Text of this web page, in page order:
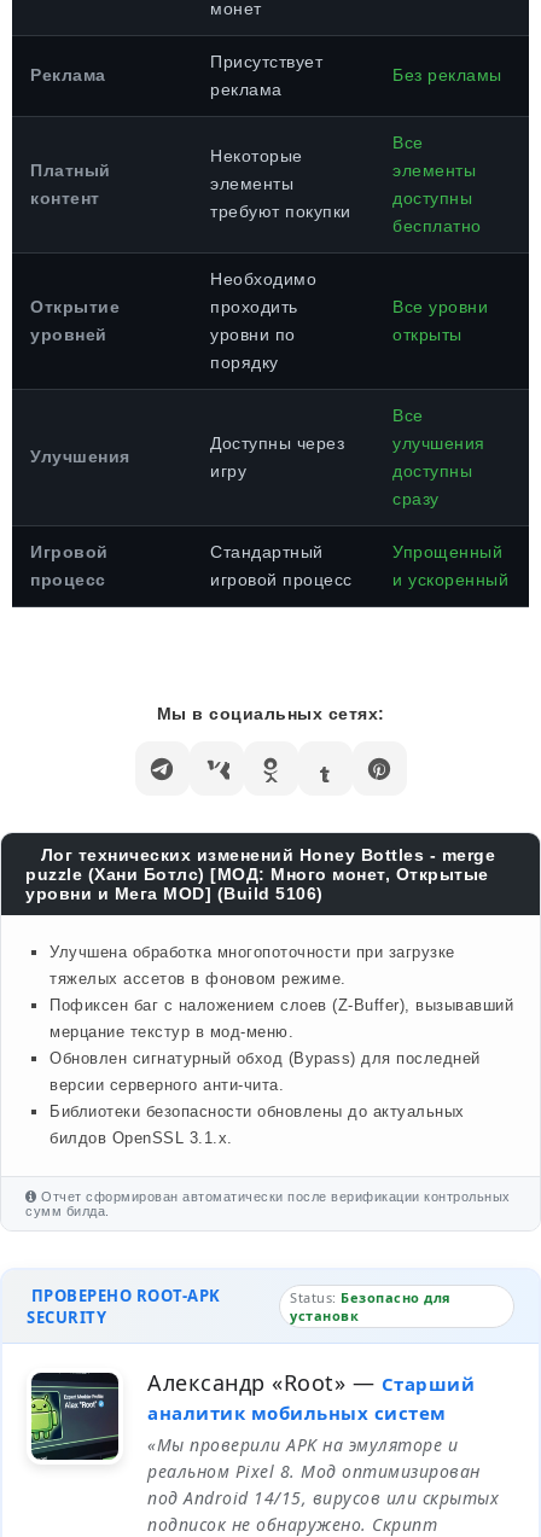
монет
Реклама
Присутствует
реклама
Без рекламы
Платный
контент
Некоторые
элементы
требуют покупки
Все
элементы
доступны
бесплатно
Открытие
уровней
Необходимо
проходить
уровни по
порядку
Все уровни
открыты
Улучшения
Доступны через
игру
Все
улучшения
доступны
сразу
Игровой
процесс
Стандартный
игровой процесс
Упрощенный
и ускоренный
Мы в социальных сетях:
Лог технических изменений Honey Bottles - merge
puzzle (Хани Ботлс) [МОД: Много монет, Открытые
уровни и Мега MOD] (Build 5106)
Улучшена обработка многопоточности при загрузке
тяжелых ассетов в фоновом режиме.
Пофиксен баг с наложением слоев (Z-Buffer), вызывавший
мерцание текстур в мод-меню.
Обновлен сигнатурный обход (Bypass) для последней
версии серверного анти-чита.
Библиотеки безопасности обновлены до актуальных
билдов OpenSSL 3.1.x.
Отчет сформирован автоматически после верификации контрольных
сумм билда.
ПРОВЕРЕНО ROOT-APK
SECURITY
Status: Безопасно для
установк
Александр «Root» — Старший
аналитик мобильных систем
«Мы проверили APK на эмуляторе и
реальном Pixel 8. Мод оптимизирован
под Android 14/15, вирусов или скрытых
подписок не обнаружено. Скрипт